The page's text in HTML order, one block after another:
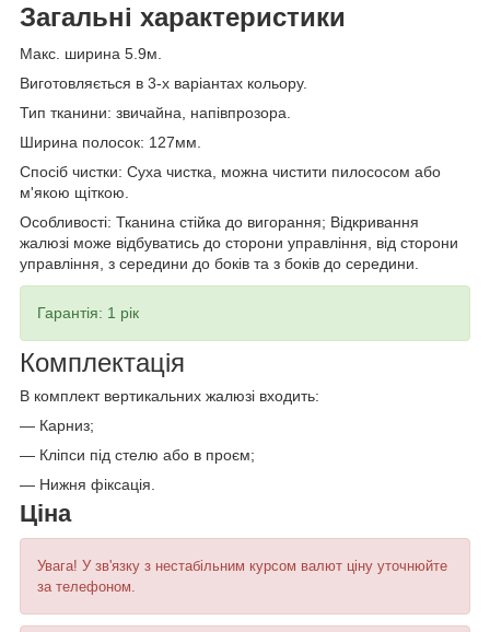
Загальні характеристики
Макс. ширина 5.9м.
Виготовляється в 3-х варіантах кольору.
Тип тканини: звичайна, напівпрозора.
Ширина полосок: 127мм.
Спосіб чистки: Суха чистка, можна чистити пилососом або
м'якою щіткою.
Особливості: Тканина стійка до вигорання; Відкривання
жалюзі може відбуватись до сторони управління, від сторони
управління, з середини до боків та з боків до середини.
Гарантія: 1 рік
Комплектація
В комплект вертикальних жалюзі входить:
— Карниз;
— Кліпси під стелю або в проєм;
— Нижня фіксація.
Ціна
Увага! У зв'язку з нестабільним курсом валют ціну уточнюйте
за телефоном.